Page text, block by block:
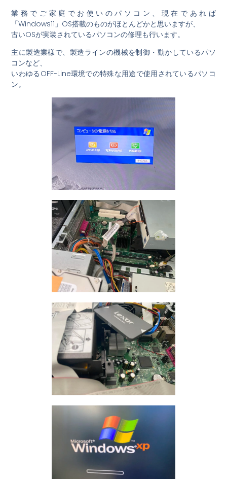
業務でご家庭でお使いのパソコン、現在であれば
「Windows11」OS搭載のものがほとんどかと思いますが、
古いOSが実装されているパソコンの修理も行います。
主に製造業様で、製造ラインの機械を制御・動かしているパソ
コンなど、
いわゆるOFF-Line環境での特殊な用途で使用されているパソコ
ン。